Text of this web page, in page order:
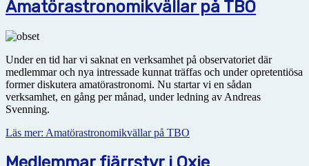
Amatörastronomikvällar på TBO
Under en tid har vi saknat en verksamhet på observatoriet där
medlemmar och nya intressade kunnat träffas och under opretentiösa
former diskutera amatörastronomi. Nu startar vi en sådan
verksamhet, en gång per månad, under ledning av Andreas
Svenning.
Läs mer: Amatörastronomikvällar på TBO